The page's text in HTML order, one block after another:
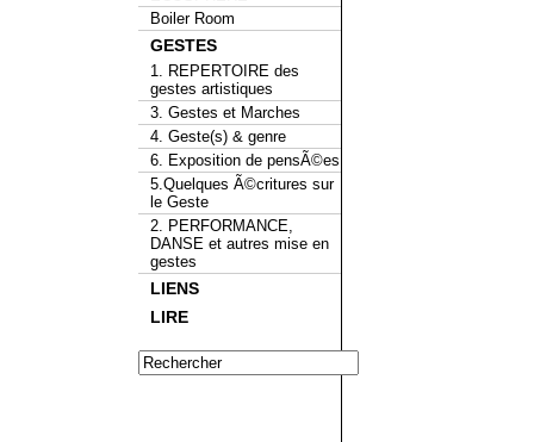
Boiler Room
GESTES
1. REPERTOIRE des
gestes artistiques
3. Gestes et Marches
4. Geste(s) & genre
6. Exposition de pensÃ©es
5.Quelques Ã©critures sur
le Geste
2. PERFORMANCE,
DANSE et autres mise en
gestes
LIENS
LIRE